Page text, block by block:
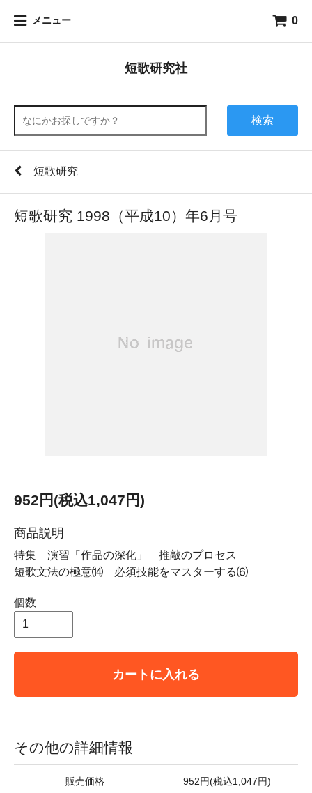
メニュー 0
短歌研究社
検索
短歌研究
短歌研究 1998（平成10）年6月号
952円(税込1,047円)
商品説明
特集 演習「作品の深化」 推敲のプロセス
短歌文法の極意⒁ 必須技能をマスターする⑹
個数
カートに入れる
その他の詳細情報
販売価格 952円(税込1,047円)